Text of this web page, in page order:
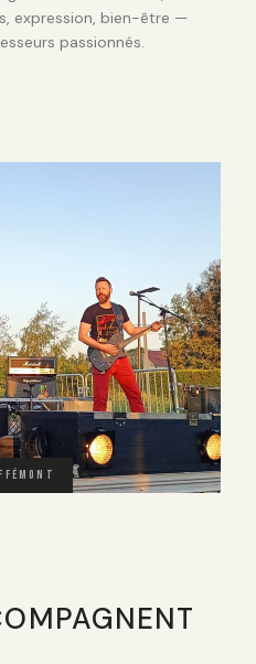
expression, bien-être —
passionnés.